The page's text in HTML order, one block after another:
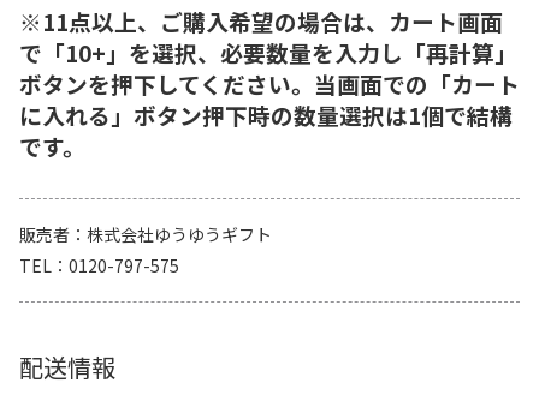
※11点以上、ご購入希望の場合は、カート画面
で「10+」を選択、必要数量を入力し「再計算」
ボタンを押下してください。当画面での「カート
に入れる」ボタン押下時の数量選択は1個で結構
です。
販売者
株式会社ゆうゆうギフト
TEL
0120-797-575
配送情報